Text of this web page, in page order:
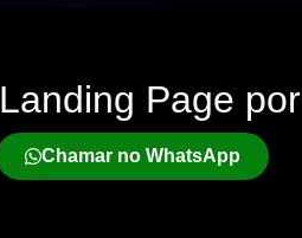
Landing Page por
Chamar no WhatsApp